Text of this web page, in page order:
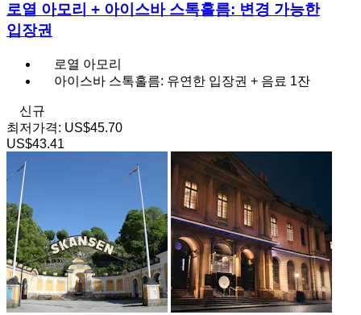
로열 아모리 + 아이스바 스톡홀름: 변경 가능한
입장권
로열 아모리
아이스바 스톡홀름: 유연한 입장권 + 음료 1잔
신규
최저가격: US$45.70
US$43.41